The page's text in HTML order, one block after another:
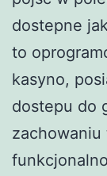
dostepne
to
kasyno,
dostepu do